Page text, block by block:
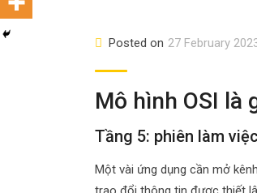
Posted on 27 February
Mô hình OSI là
Tầng 5: phiên làm
Một vài ứng dụng cần mở